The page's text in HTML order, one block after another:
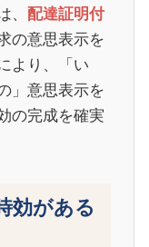
配達証明付
の意思表示を
より、「い
」意思表示を
の完成を確実
効がある